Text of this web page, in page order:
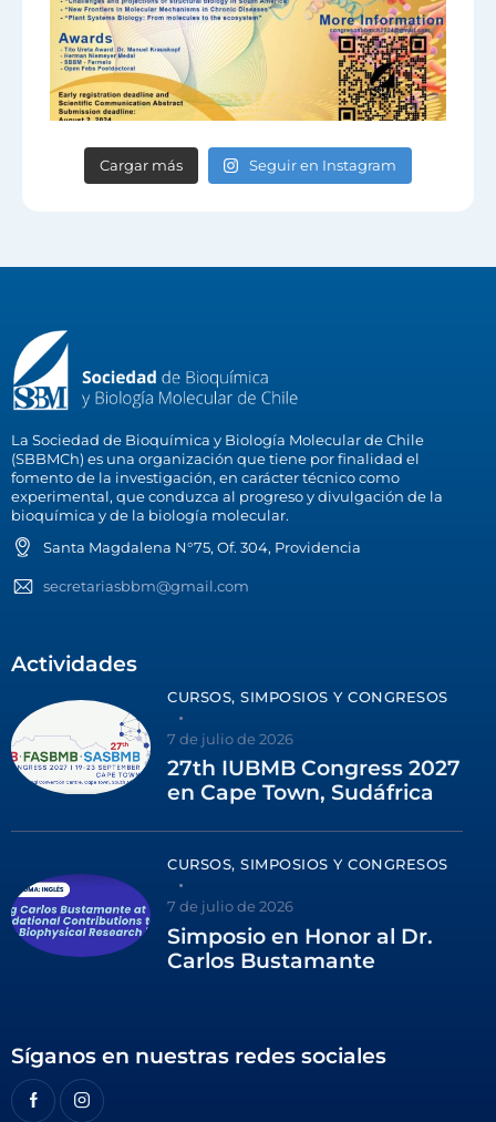
Cargar más Seguir en Instagram
La Sociedad de Bioquímica y Biología Molecular de Chile
(SBBMCh) es una organización que tiene por finalidad el
fomento de la investigación, en carácter técnico como
experimental, que conduzca al progreso y divulgación de la
bioquímica y de la biología molecular.
Santa Magdalena N°75, Of. 304, Providencia
secretariasbbm@gmail.com
Actividades
CURSOS, SIMPOSIOS Y CONGRESOS
7 de julio de 2026
27th IUBMB Congress 2027
en Cape Town, Sudáfrica
CURSOS, SIMPOSIOS Y CONGRESOS
7 de julio de 2026
Simposio en Honor al Dr.
Carlos Bustamante
Síganos en nuestras redes sociales